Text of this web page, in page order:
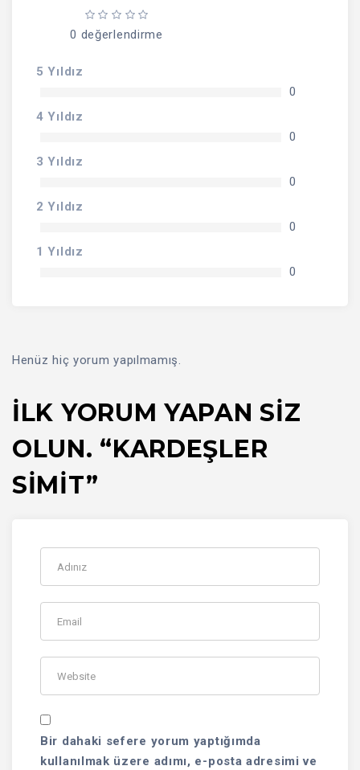
0 değerlendirme
5 Yıldız
0
4 Yıldız
0
3 Yıldız
0
2 Yıldız
0
1 Yıldız
0
Henüz hiç yorum yapılmamış.
İLK YORUM YAPAN SIZ
OLUN. “KARDEŞLER
SIMIT”
Bir dahaki sefere yorum yaptığımda
kullanılmak üzere adımı, e-posta adresimi ve